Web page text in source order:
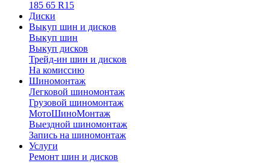
185 65 R15
Диски
Выкуп шин и дисков
Выкуп шин
Выкуп дисков
Трейд-ин шин и дисков
На комиссию
Шиномонтаж
Легковой шиномонтаж
Грузовой шиномонтаж
МотоШиноМонтаж
Выездной шиномонтаж
Запись на шиномонтаж
Услуги
Ремонт шин и дисков